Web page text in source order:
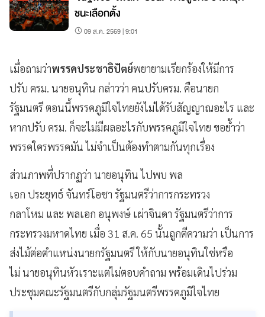
ชนะเลือกตั้ง
09 ส.ค. 2569 | 9:01
เมื่อถามว่าพรรคประชาธิปัตย์พยายามเรียกร้องให้มีการ
ปรับ ครม. นายอนุทิน กล่าวว่า คนปรับครม. คือนายก
รัฐมนตรี ตอนนี้พรรคภูมิใจไทยยังไม่ได้รับสัญญาณอะไร และ
หากปรับ ครม. ก็จะไม่มีผลอะไรกับพรรคภูมิใจไทย ขอย้ำว่า
พรรคใครพรรคมัน ไม่จำเป็นต้องทำตามกันทุกเรื่อง
ส่วนภาพที่ปรากฏว่า นายอนุทิน ไปพบ พล
เอก ประยุทธ์ จันทร์โอชา รัฐมนตรีว่าการกระทรวง
กลาโหม และ พลเอก อนุพงษ์ เผ่าจินดา รัฐมนตรีว่าการ
กระทรวงมหาดไทย เมื่อ 31 ส.ค. 65 นั้นถูกตีความว่า เป็นการ
ส่งไม้ต่อตำแหน่งนายกรัฐมนตรี ให้กับนายอนุทินใช่หรือ
ไม่ นายอนุทินหัวเราะแต่ไม่ตอบคำถาม พร้อมเดินไปร่วม
ประชุมคณะรัฐมนตรีกับกลุ่มรัฐมนตรีพรรคภูมิใจไทย